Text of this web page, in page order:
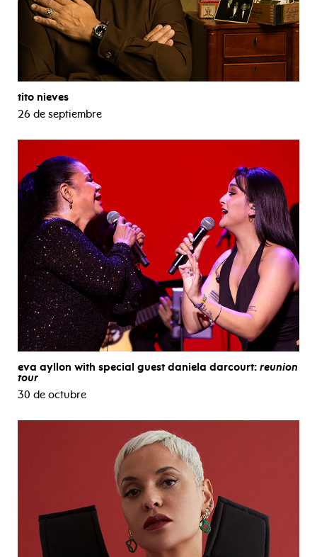
tito nieves
26 de septiembre
eva ayllon with special guest daniela darcourt: reunion
tour
30 de octubre